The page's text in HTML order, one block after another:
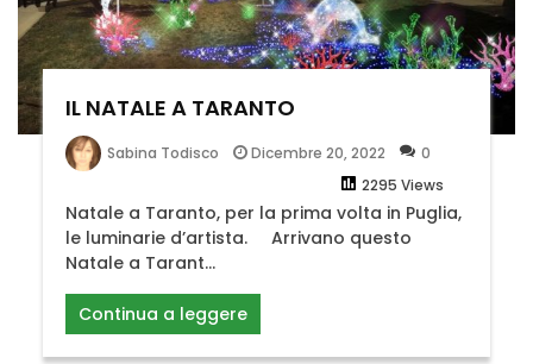
IL NATALE A TARANTO
Sabina Todisco
Dicembre 20, 2022
2295 Views
0
Natale a Taranto, per la prima volta in Puglia,
le luminarie d’artista. Arrivano questo
Natale a Tarant...
Continua a leggere